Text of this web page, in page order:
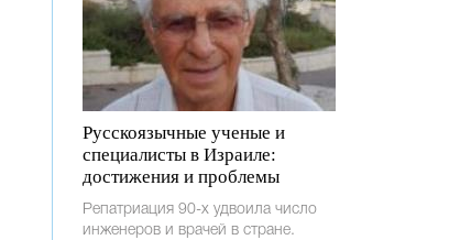
Русскоязычные ученые и
специалисты в Израиле:
достижения и проблемы
Репатриация 90-х удвоила число
инженеров и врачей в стране.